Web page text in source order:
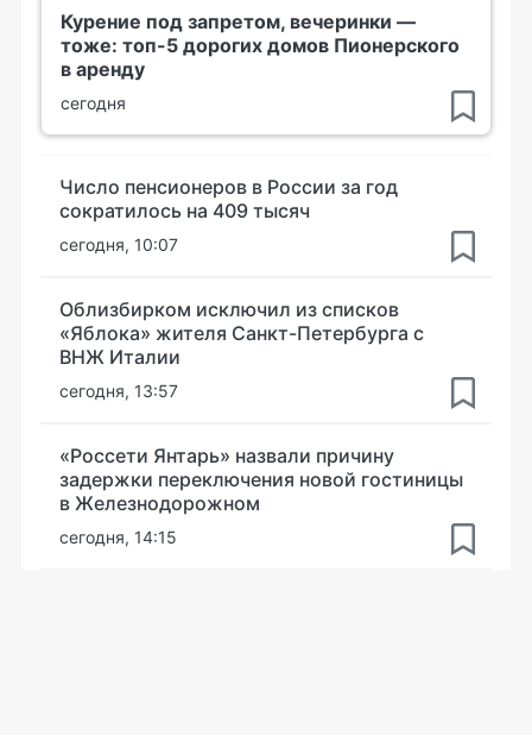
Курение под запретом, вечеринки —
тоже: топ-5 дорогих домов Пионерского
в аренду
сегодня
Число пенсионеров в России за год
сократилось на 409 тысяч
сегодня, 10:07
Облизбирком исключил из списков
«Яблока» жителя Санкт-Петербурга с
ВНЖ Италии
сегодня, 13:57
«Россети Янтарь» назвали причину
задержки переключения новой гостиницы
в Железнодорожном
сегодня, 14:15